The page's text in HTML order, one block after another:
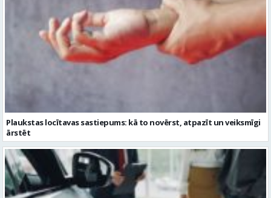
Plaukstas locītavas sastiepums: kā to novērst, atpazīt un veiksmīgi
ārstēt